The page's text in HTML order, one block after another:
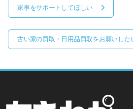
家事をサポートしてほしい
古い家の買取・日用品買取をお願いした